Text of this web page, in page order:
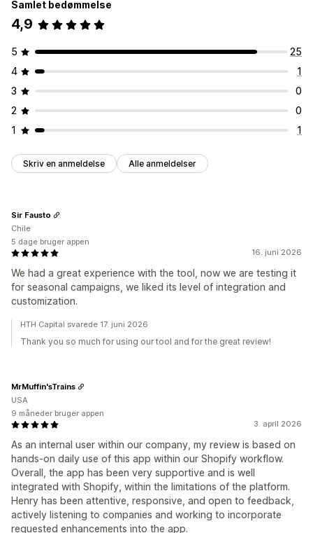
Samlet bedømmelse
4,9
5
25
4
1
3
0
2
0
1
1
Skriv en anmeldelse Alle anmeldelser
16. juni 2026
We had a great experience with the tool, now we are testing it
for seasonal campaigns, we liked its level of integration and
customization.
Sir Fausto
Chile
5 dage bruger appen
HTH Capital svarede 17. juni 2026
Thank you so much for using our tool and for the great review!
3. april 2026
As an internal user within our company, my review is based on
hands-on daily use of this app within our Shopify workflow.
Overall, the app has been very supportive and is well
integrated with Shopify, within the limitations of the platform.
Henry has been attentive, responsive, and open to feedback,
actively listening to companies and working to incorporate
requested enhancements into the app.
MrMuffin'sTrains
USA
9 måneder bruger appen